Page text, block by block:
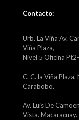
Contacto:
Urb. La Viña Av.
Viña Plaza,
Nivel 5 Oficina
C. C. la Viña
Carabobo.
Av. Luis De
Vista. Macaracuay.